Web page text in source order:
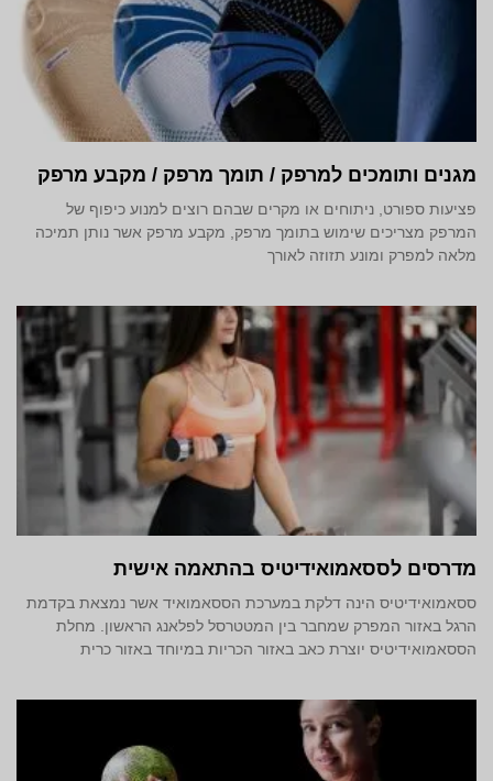
מגנים ותומכים למרפק / תומך מרפק / מקבע מרפק
פציעות ספורט, ניתוחים או מקרים שבהם רוצים למנוע כיפוף של
המרפק מצריכים שימוש בתומך מרפק, מקבע מרפק אשר נותן תמיכה
מלאה למפרק ומונע תזוזה לאורך
מדרסים לססאמואידיטיס בהתאמה אישית
ססאמואידיטיס הינה דלקת במערכת הססאמואיד אשר נמצאת בקדמת
הרגל באזור המפרק שמחבר בין המטטרסל לפלאנג הראשון. מחלת
הססאמואידיטיס יוצרת כאב באזור הכריות במיוחד באזור כרית